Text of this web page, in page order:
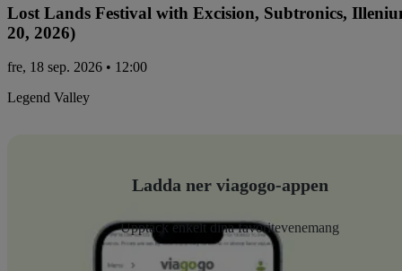
Lost Lands Festival with Excision, Subtronics,
20, 2026)
fre, 18 sep. 2026 • 12:00
Legend Valley
Ladda ner viagogo-appen
Upptäck enkelt dina favoritevenemang